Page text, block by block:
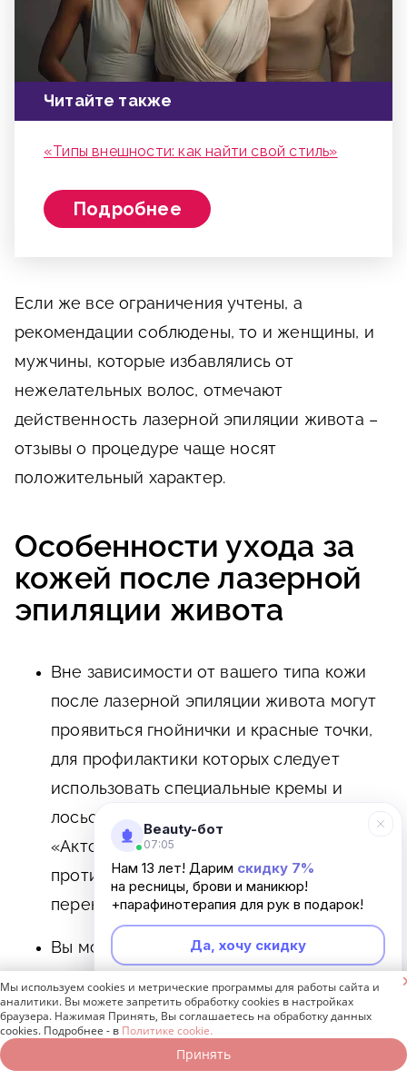
Читайте также
«Типы внешности: как найти свой стиль»
Подробнее
Если же все ограничения учтены, а
рекомендации соблюдены, то и женщины, и
мужчины, которые избавлялись от
нежелательных волос, отмечают
действенность лазерной эпиляции живота –
отзывы о процедуре чаще носят
положительный характер.
Особенности ухода за
кожей после лазерной
эпиляции живота
Вне зависимости от вашего типа кожи
после лазерной эпиляции живота могут
проявиться гнойнички и красные точки,
для профилактики которых следует
использовать специальные кремы и
лосьоны («Хлоргексидин», «Солкосерил»,
«Актовегин» и так далее), также для
протираний покраснений подойдут
перекись водорода или спирт.
Вы можете сами приготовить
противовоспалительный состав, смешав
увлажняющий крем с вытяжкой из
ромашки и календулы. Также хорошим
противовоспалительным средством
Beauty-бот
07:05
Нам 13 лет! Дарим скидку 7%
на ресницы, брови и маникюр!
+парафинотерапия для рук в подарок!
Да, хочу скидку
Неинтересно
Мы используем cookies и метрические программы для работы сайта и
аналитики. Вы можете запретить обработку cookies в настройках
браузера. Нажимая Принять, Вы соглашаетесь на обработку данных
cookies. Подробнее - в Политике cookie.
Принять